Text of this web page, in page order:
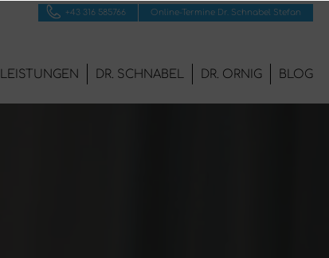
+43 316 585766 Online-Termine Dr. Schnabel Stefan
LEISTUNGEN DR. SCHNABEL DR. ORNIG BLOG